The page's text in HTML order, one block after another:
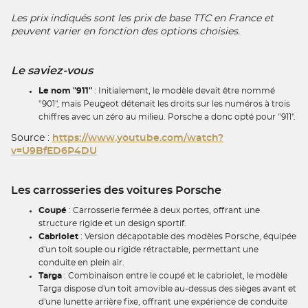
Les prix indiqués sont les prix de base TTC en France et
peuvent varier en fonction des options choisies.
Le saviez-vous
Le nom "911" : Initialement, le modèle devait être nommé
"901", mais Peugeot détenait les droits sur les numéros à trois
chiffres avec un zéro au milieu. Porsche a donc opté pour "911".
Source : https://www.youtube.com/watch?
v=U9BfED6P4DU
Les carrosseries des voitures Porsche
Coupé : Carrosserie fermée à deux portes, offrant une
structure rigide et un design sportif.
Cabriolet : Version décapotable des modèles Porsche, équipée
d'un toit souple ou rigide rétractable, permettant une
conduite en plein air.
Targa : Combinaison entre le coupé et le cabriolet, le modèle
Targa dispose d'un toit amovible au-dessus des sièges avant et
d'une lunette arrière fixe, offrant une expérience de conduite